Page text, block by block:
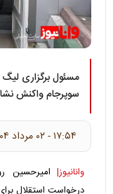
مسئول برگزاری لیگ
سوپرجام واکنش
۱۷:۵۴ - ۰۲ مرداد ۱۴۰۴
وانانیوز| امیرحسین
درخواست استقلال